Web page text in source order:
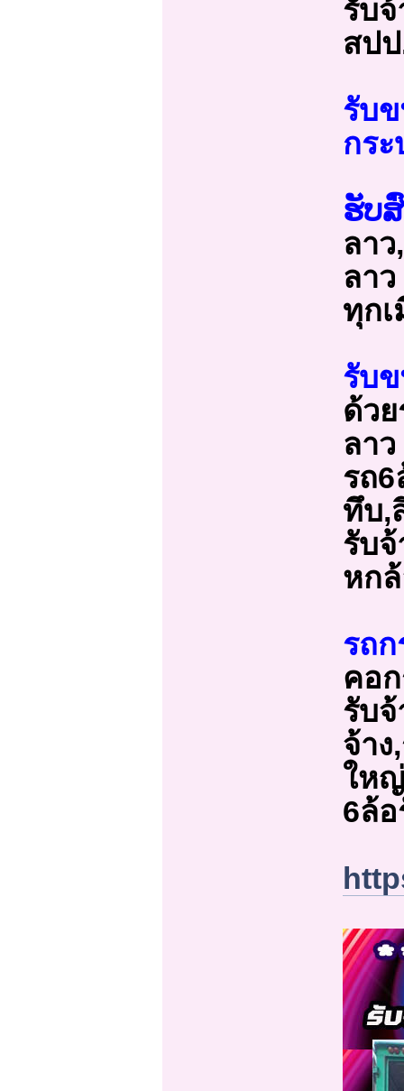
รับจ้
สป
รับ
กระ
ຮັບ
ลา
ลา
ทุก
รับ
ด้ว
ลา
รถ
ทึบ,
รับจ้
หกล้
รถ
คอ
รับ
จ้า
ให
6ล้